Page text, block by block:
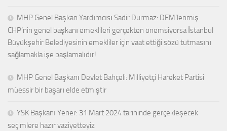
MHP Genel Başkan Yardımcısı Sadir Durmaz: DEM’lenmiş
CHP’nin genel başkanı emeklileri gerçekten önemsiyorsa İstanbul
Büyükşehir Belediyesinin emekliler için vaat ettiği sözü tutmasını
sağlamakla işe başlamalıdır!
MHP Genel Başkanı Devlet Bahçeli: Milliyetçi Hareket Partisi
müessir bir başarı elde etmiştir
YSK Başkanı Yener: 31 Mart 2024 tarihinde gerçekleşecek
seçimlere hazır vaziyetteyiz